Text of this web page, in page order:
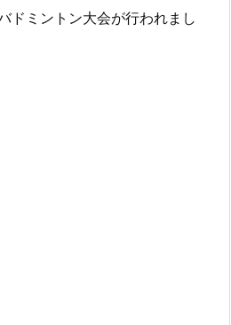
ドミントン大会が行われまし